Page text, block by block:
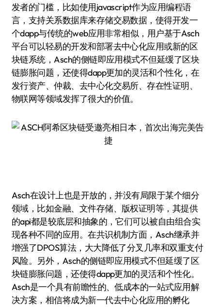
发者的门槛，比如使用javascript作为应用编程语
言，支持关系数据库来存储交易数据，使得开发一
个dapp与传统的web应用非常相似，用户基于Asch
平台可以轻易的开发和部署去中心化应用或新的区
块链系统，Asch的侧链即应用模式不但延缓了区块
链膨胀问题，还使得dapp更加的灵活和个性化，在
发行资产、仲裁、去中心化交易所、存在性证明、
物联网等领域发挥了很大的价值。
Asch在设计上也是开放的，并没有局限于某个细分
领域，比如金融、文件存储、版权证明等，其提供
的api都是较底层和抽象的，它们可以被自由组合实
现各种不同的应用。在共识机制方面，Asch继承并
增强了DPOS算法，大大降低了分叉几率和双重支付
风险。另外，Asch的侧链即应用模式不但延缓了区
块链膨胀问题，还使得dapp更加的灵活和个性化。
Asch是一个具有前瞻性的、低成本的一站式应用解
决方案，相信将成为新一代去中心化应用的孵化